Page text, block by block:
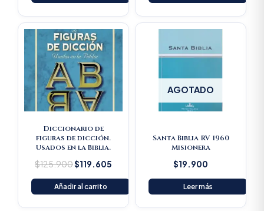
Diccionario de
figuras de dicción.
Usados en la Biblia.
$125.900
Original
price
was:
$125.900.
$119.605
Current
price
Añadir al carrito
AGOTADO
Santa Biblia RV 1960
Misionera
$19.900
Leer más